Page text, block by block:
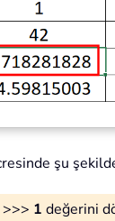
şu
>>> 1 değerini